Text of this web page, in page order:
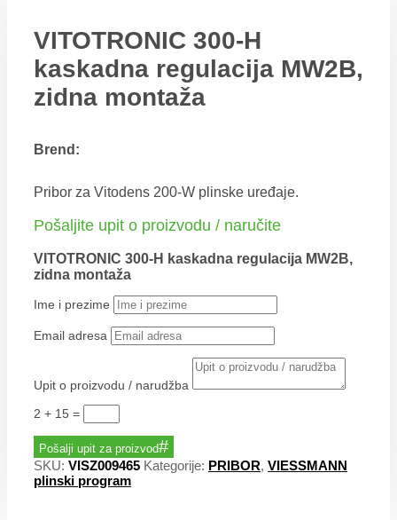
VITOTRONIC 300-H
kaskadna regulacija MW2B,
zidna montaža
Brend:
Pribor za Vitodens 200-W plinske uređaje.
Pošaljite upit o proizvodu / naručite
VITOTRONIC 300-H kaskadna regulacija MW2B,
zidna montaža
Ime i prezime
Email adresa
Upit o proizvodu / narudžba
2 + 15 =
Pošalji upit za proizvod
SKU: VISZ009465 Kategorije: PRIBOR, VIESSMANN
plinski program